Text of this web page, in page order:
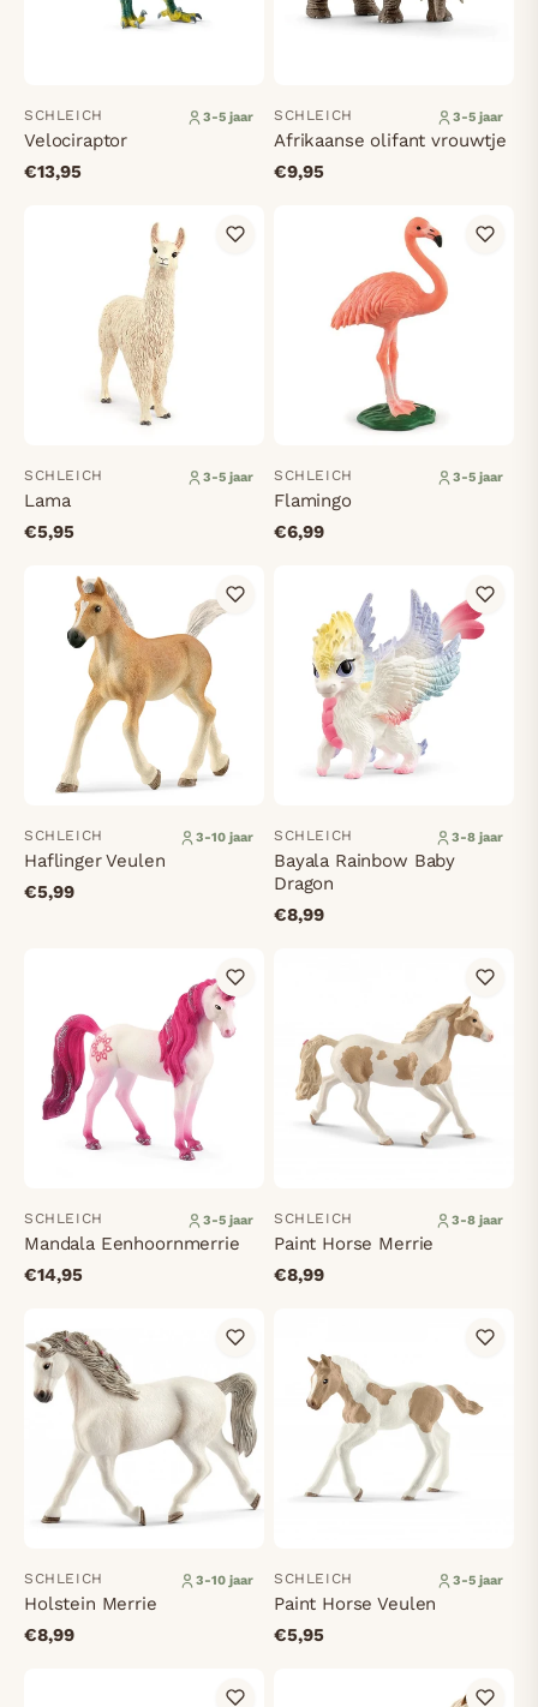
SCHLEICH 3-5 jaar
Velociraptor
€13,95
SCHLEICH 3-5 jaar
Afrikaanse olifant vrouwtje
€9,95
SCHLEICH 3-5 jaar
Lama
€5,95
SCHLEICH 3-5 jaar
Flamingo
€6,99
SCHLEICH 3-10 jaar
Haflinger Veulen
€5,99
SCHLEICH 3-8 jaar
Bayala Rainbow Baby
Dragon
€8,99
SCHLEICH 3-5 jaar
Mandala Eenhoornmerrie
€14,95
SCHLEICH 3-8 jaar
Paint Horse Merrie
€8,99
SCHLEICH 3-10 jaar
Holstein Merrie
€8,99
SCHLEICH 3-5 jaar
Paint Horse Veulen
€5,95